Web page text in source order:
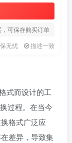
可保存购买订单
无忧 描述一致
式而设计的工
过程。在当今
格式广泛应
差异，导致集